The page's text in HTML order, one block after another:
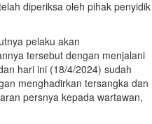
diperiksa oleh pihak penyidik
pelaku akan
tersebut dengan menjalani
hari ini (18/4/2024) sudah
menghadirkan tersangka dan
persnya kepada wartawan,